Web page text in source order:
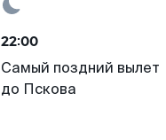
22:00
Самый поздний вылет
до Пскова